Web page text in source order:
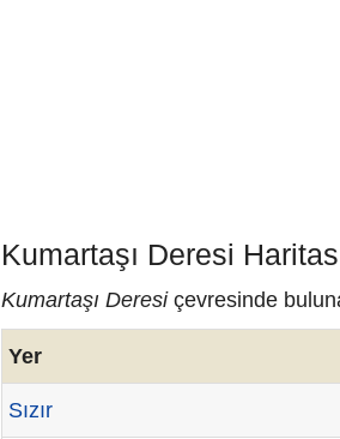
Kumartaşı Deresi
Kumartaşı Deresiçevresinde
Yer
Sızır